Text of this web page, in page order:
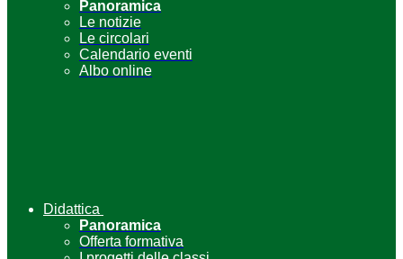
Panoramica
Le notizie
Le circolari
Calendario eventi
Albo online
Didattica
Panoramica
Offerta formativa